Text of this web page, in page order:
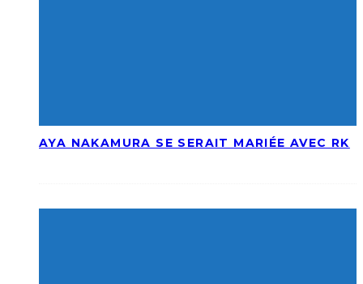
AYA NAKAMURA SE SERAIT MARIÉE AVEC RK